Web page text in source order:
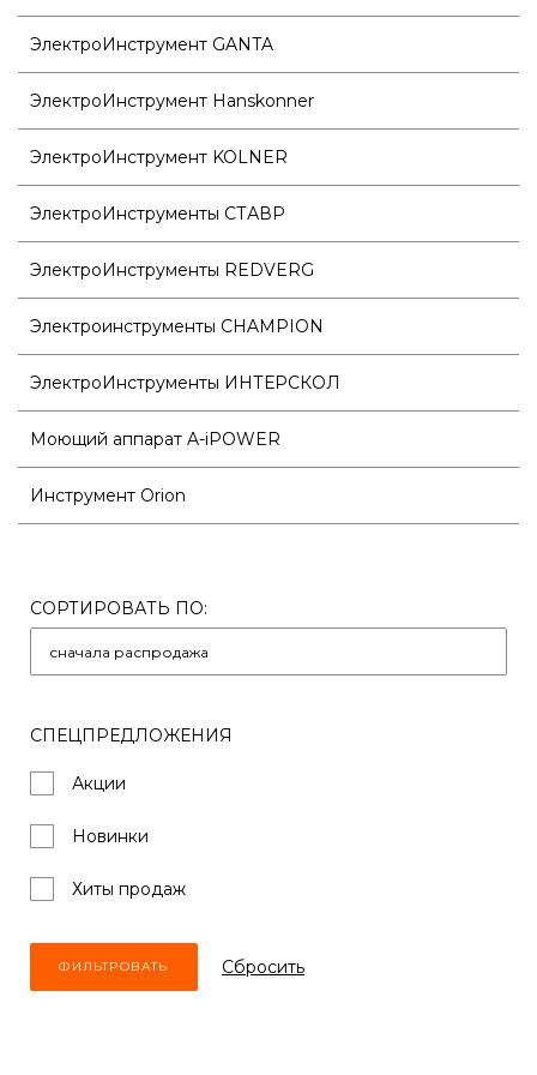
ЭлектроИнструмент GANTA
ЭлектроИнструмент Hanskonner
ЭлектроИнструмент KOLNER
ЭлектроИнструменты СТАВР
ЭлектроИнструменты REDVERG
Электроинструменты CHAMPION
ЭлектроИнструменты ИНТЕРСКОЛ
Моющий аппарат A-iPOWER
Инструмент Orion
СОРТИРОВАТЬ ПО:
СПЕЦПРЕДЛОЖЕНИЯ
Акции
Новинки
Хиты продаж
Cбросить